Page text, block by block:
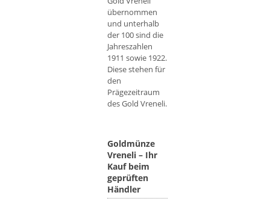
übernommen
und unterhalb
der 100 sind die
Jahreszahlen
1911 sowie 1922.
Diese stehen für
den
Prägezeitraum
des Gold Vreneli.
Goldmünze
Vreneli – Ihr
Kauf beim
geprüften
Händler